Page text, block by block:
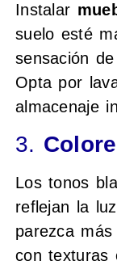
Instalar
suelo esté
sensación
Opta por
almacenaje
3.
Los tonos
reflejan la
parezca
con texturas